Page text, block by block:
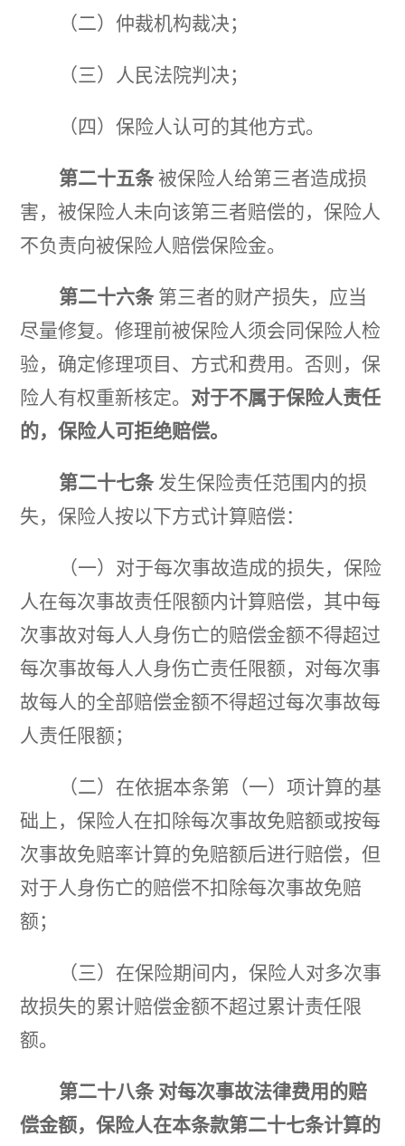
（二）仲裁机构裁决；
（三）人民法院判决；
（四）保险人认可的其他方式。
第二十五条 被保险人给第三者造成损
害，被保险人未向该第三者赔偿的，保险人
不负责向被保险人赔偿保险金。
第二十六条 第三者的财产损失，应当
尽量修复。修理前被保险人须会同保险人检
验，确定修理项目、方式和费用。 否则，保
险人有权重新核定。 对于不属于保险人责任
的，保险人可拒绝赔偿。
第二十七条 发生保险责任范围内的损
失，保险人按以下方式计算赔偿：
（一）对于每次事故造成的损失，保险
人在每次事故责任限额内计算赔偿，其中每
次事故对每人人身伤亡的赔偿金额不得超过
每次事故每人人身伤亡责任限额，对每次事
故每人的全部赔偿金额不得超过每次事故每
人责任限额；
（二）在依据本条第（一）项计算的基
础上，保险人在扣除每次事故免赔额或按每
次事故免赔率计算的免赔额后进行赔偿，但
对于人身伤亡的赔偿不扣除每次事故免赔
额；
（三）在保险期间内，保险人对多次事
故损失的累计赔偿金额不超过累计责任限
额。
第二十八条 对每次事故法律费用的赔
偿金额，保险人在本条款第二十七条计算的